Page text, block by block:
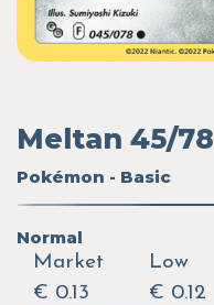
Meltan 45/78
Pokémon - Basic
Normal
Market
€ 0.13
Low
€ 0.12